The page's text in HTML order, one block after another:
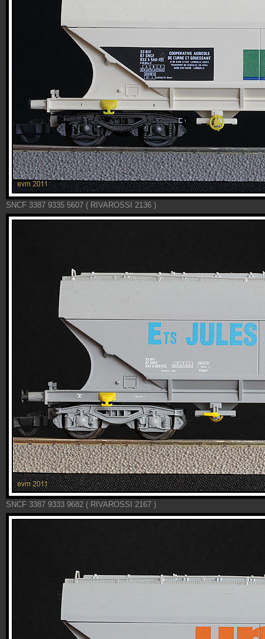
SNCF 3387 9335 5607 ( RIVAROSSI 2136 )
SNCF 3387 9333 9682 ( RIVAROSSI 2167 )